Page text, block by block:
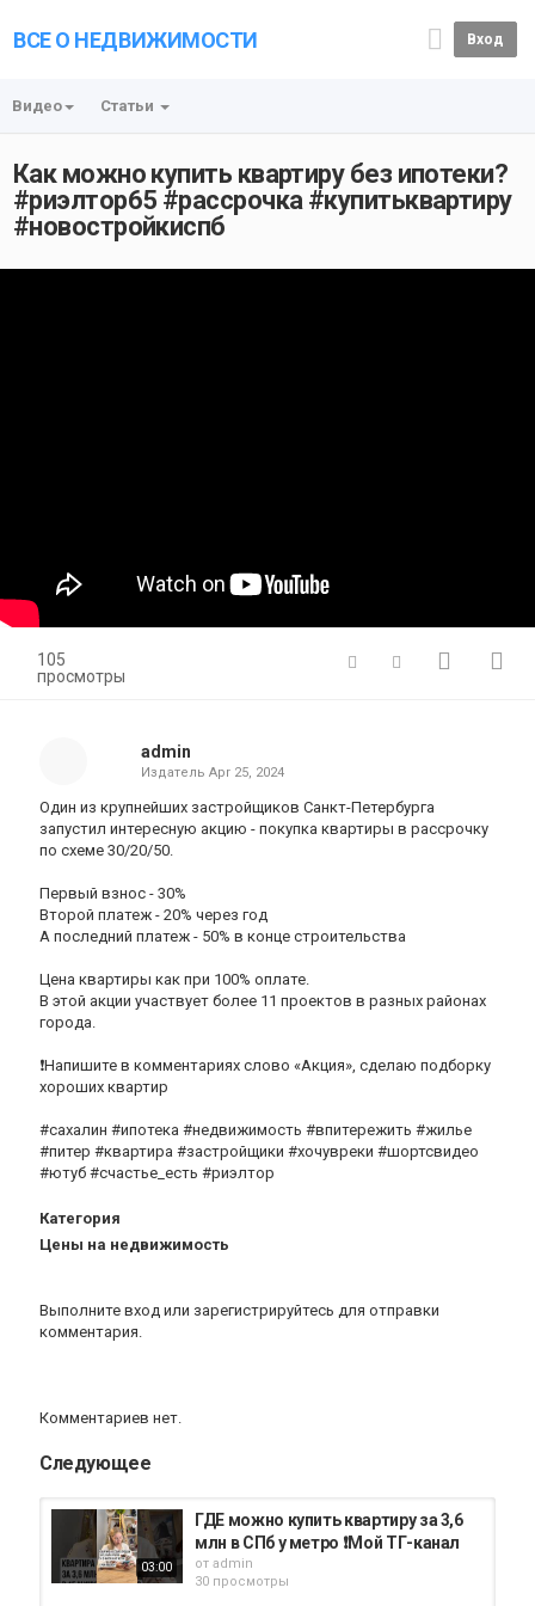
ВСЕ О НЕДВИЖИМОСТИ Вход
Видео Статьи
Как можно купить квартиру без ипотеки?
#риэлтор65 #рассрочка #купитьквартиру
#новостройкиспб
105
просмотры
admin
Издатель Apr 25, 2024
Один из крупнейших застройщиков Санкт-Петербурга
запустил интересную акцию - покупка квартиры в рассрочку
по схеме 30/20/50.
Первый взнос - 30%
Второй платеж - 20% через год
А последний платеж - 50% в конце строительства
Цена квартиры как при 100% оплате.
В этой акции участвует более 11 проектов в разных районах
города.
❗️Напишите в комментариях слово «Акция», сделаю подборку
хороших квартир
#сахалин #ипотека #недвижимость #впитережить #жилье
#питер #квартира #застройщики #хочувреки #шортсвидео
#ютуб #счастье_есть #риэлтор
Категория
Цены на недвижимость
Выполните вход или зарегистрируйтесь для отправки
комментария.
Комментариев нет.
Следующее
03:00
ГДЕ можно купить квартиру за 3,6
млн в СПб у метро ❗️Мой ТГ-канал
от admin
30 просмотры